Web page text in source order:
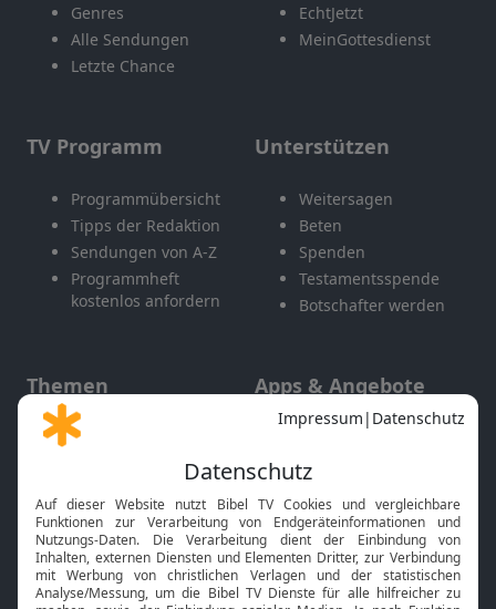
Genres
Alle Sendungen
Letzte Chance
EchtJetzt
MeinGottesdienst
TV Programm
Programmübersicht
Tipps der Redaktion
Sendungen von A-Z
Programmheft
kostenlos anfordern
Unterstützen
Weitersagen
Beten
Spenden
Testamentsspende
Botschafter werden
Themen
Gott und Bibel erklärt
Neuigkeiten
Apps & Angebote
Mobile App
Smart TV
HbbTV
Bibelthek Online-Bibel
Nächster Gottesdienst